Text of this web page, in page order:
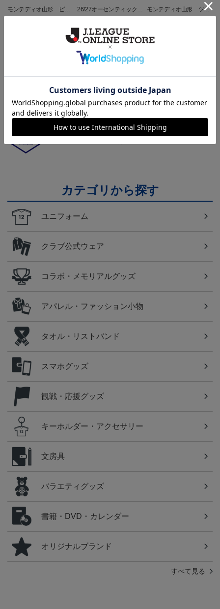
モンテディオ山形 ピカ
チュウ タオルマフラー
26/27オーセンティックユ
ニフォーム半袖（FP1st）
モンテディオ山形 ツン
ベアー タオルマフラー
チームマスコット「ディーオ」グッズは、サポータ
ーやファン必見！
モンテディオ山形のすべてのグッズをチェックした
カテゴリから探す
ユニフォーム
クラブ公式ウェア
コラボ・メモリアルグッズ
アパレル・ファッション小物
タオル・リストバンド
スマホグッズ
観戦・応援グッズ
キーホルダー・アクセサリー
文房具
バラエティグッズ
書籍・DVD・カレンダー
オリジナルブランド
すべて見る